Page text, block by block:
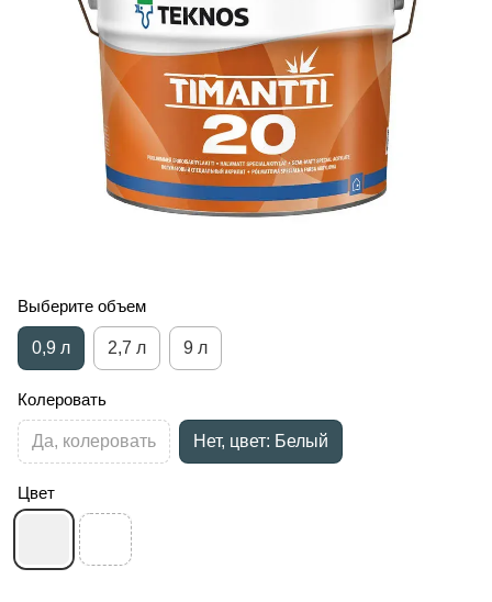
Выберите объем
0,9 л 2,7 л 9 л
Колеровать
Да, колеровать Нет, цвет: Белый
Цвет